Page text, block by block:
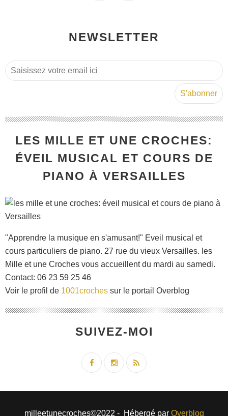
NEWSLETTER
LES MILLE ET UNE CROCHES:
ÉVEIL MUSICAL ET COURS DE
PIANO À VERSAILLES
"Apprendre la musique en s'amusant!" Eveil musical et
cours particuliers de piano. 27 rue du vieux Versailles. les
Mille et une Croches vous accueillent du mardi au samedi.
Contact: 06 23 59 25 46
Voir le profil de 1001croches sur le portail Overblog
SUIVEZ-MOI
milleetunecroches©2022 - Hébergé par Overblog